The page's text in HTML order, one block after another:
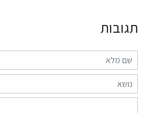
תגובות